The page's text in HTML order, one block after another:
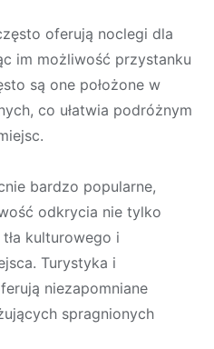
oferują noclegi dla
im możliwość przystanku
są one położone w
co ułatwia podróżnym
bardzo popularne,
odkrycia nie tylko
kulturowego i
Turystyka i
niezapomniane
spragnionych